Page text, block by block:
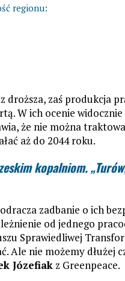
regionu:
droższa, zaś produkcja
W ich ocenie widocznie
że nie można
aż do 2044 roku.
kopalniom.
zadbanie o ich
od jednego
Sprawiedliwej
Ale nie możemy dłużej
Józefiak z Greenpeace.